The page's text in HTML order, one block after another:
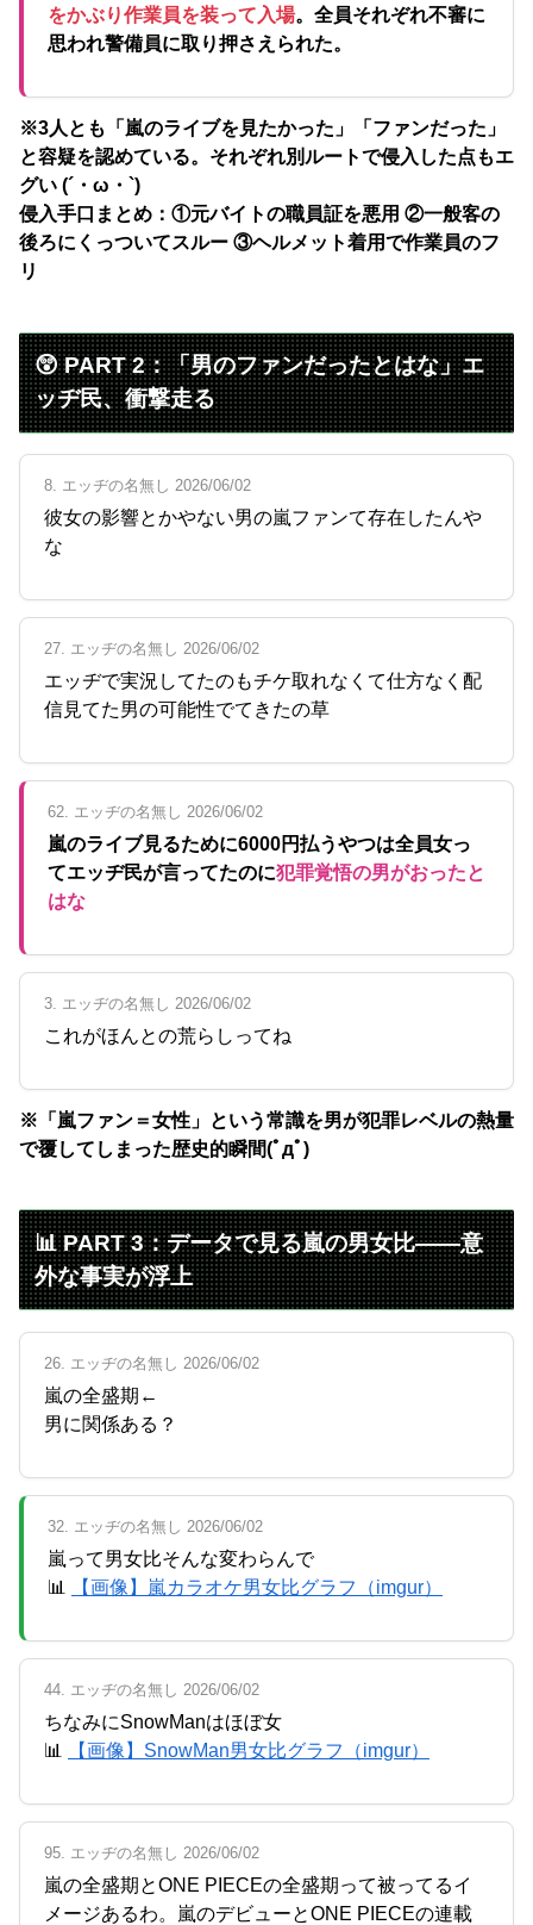
をかぶり作業員を装って入場。全員それぞれ不審に
思われ警備員に取り押さえられた。
※3人とも「嵐のライブを見たかった」「ファンだった」
と容疑を認めている。それぞれ別ルートで侵入した点もエ
グい (´・ω・`)
侵入手口まとめ：①元バイトの職員証を悪用 ②一般客の
後ろにくっついてスルー ③ヘルメット着用で作業員のフ
リ
😲 PART 2：「男のファンだったとはな」エ
ッヂ民、衝撃走る
8. エッヂの名無し 2026/06/02
彼女の影響とかやない男の嵐ファンて存在したんや
な
27. エッヂの名無し 2026/06/02
エッヂで実況してたのもチケ取れなくて仕方なく配
信見てた男の可能性でてきたの草
62. エッヂの名無し 2026/06/02
嵐のライブ見るために6000円払うやつは全員女っ
てエッヂ民が言ってたのに犯罪覚悟の男がおったと
はな
3. エッヂの名無し 2026/06/02
これがほんとの荒らしってね
※「嵐ファン＝女性」という常識を男が犯罪レベルの熱量
で覆してしまった歴史的瞬間(ﾟдﾟ)
📊 PART 3：データで見る嵐の男女比――意
外な事実が浮上
26. エッヂの名無し 2026/06/02
嵐の全盛期←
男に関係ある？
32. エッヂの名無し 2026/06/02
嵐って男女比そんな変わらんで
📊
【画像】嵐カラオケ男女比グラフ（imgur）
44. エッヂの名無し 2026/06/02
ちなみにSnowManはほぼ女
📊
【画像】SnowMan男女比グラフ（imgur）
95. エッヂの名無し 2026/06/02
嵐の全盛期とONE PIECEの全盛期って被ってるイ
メージあるわ。嵐のデビューとONE PIECEの連載